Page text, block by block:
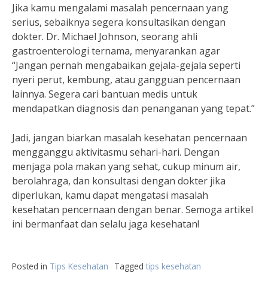
Jika kamu mengalami masalah pencernaan yang
serius, sebaiknya segera konsultasikan dengan
dokter. Dr. Michael Johnson, seorang ahli
gastroenterologi ternama, menyarankan agar
“Jangan pernah mengabaikan gejala-gejala seperti
nyeri perut, kembung, atau gangguan pencernaan
lainnya. Segera cari bantuan medis untuk
mendapatkan diagnosis dan penanganan yang tepat.”
Jadi, jangan biarkan masalah kesehatan pencernaan
mengganggu aktivitasmu sehari-hari. Dengan
menjaga pola makan yang sehat, cukup minum air,
berolahraga, dan konsultasi dengan dokter jika
diperlukan, kamu dapat mengatasi masalah
kesehatan pencernaan dengan benar. Semoga artikel
ini bermanfaat dan selalu jaga kesehatan!
Posted in Tips Kesehatan Tagged tips kesehatan